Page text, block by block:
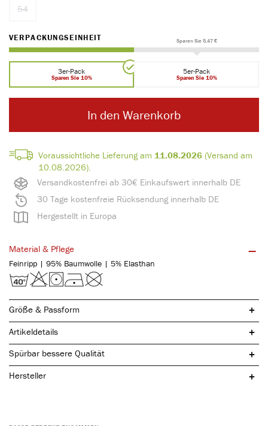
Versandkostenfrei ab 30€ Einkaufswert innerhalb DE
30 Tage kostenfreie Rücksendung innerhalb DE
Hergestellt in Europa
Voraussichtliche Lieferung am 11.08.2026(Versand am
10.08.2026).
54(Diese Option ist zurzeit nicht verfügbar.)
VERPACKUNGSEINHEITAUSWÄHLEN Sparen Sie 5,47 €
3er-Pack
Sparen Sie 10%
5er-Pack
Sparen Sie 10%
In den Warenkorb
Material & Pflege
Feinripp | 95% Baumwolle | 5% Elasthan
Größe & Passform
Artikeldetails
Spürbar bessere Qualität
Hersteller